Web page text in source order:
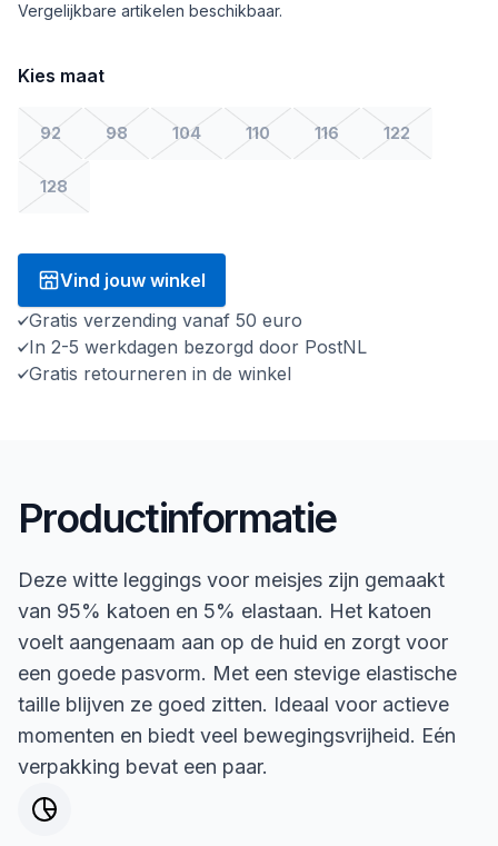
Vergelijkbare artikelen beschikbaar.
Kies maat
92 98 104 110 116 122
128
Vind jouw winkel
Gratis verzending vanaf 50 euro
In 2-5 werkdagen bezorgd door PostNL
Gratis retourneren in de winkel
Productinformatie
Deze witte leggings voor meisjes zijn gemaakt
van 95% katoen en 5% elastaan. Het katoen
voelt aangenaam aan op de huid en zorgt voor
een goede pasvorm. Met een stevige elastische
taille blijven ze goed zitten. Ideaal voor actieve
momenten en biedt veel bewegingsvrijheid. Eén
verpakking bevat een paar.